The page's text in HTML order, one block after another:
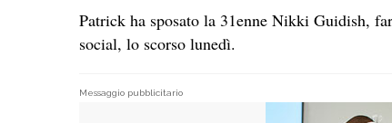
Patrick ha sposato la 31enne Nikki Guidish,
social, lo scorso lunedì.
Messaggio pubblicitario